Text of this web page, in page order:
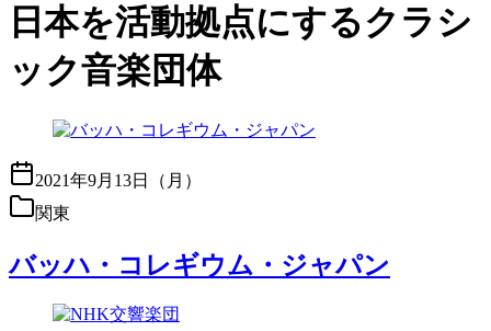
日本を活動拠点にするクラシ
ック音楽団体
2021年9月13日（月）
関東
バッハ・コレギウム・ジャパン